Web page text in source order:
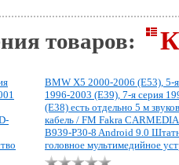
товаров:
BMW X5 2000-2006 (E53), 5-
1996-2003 (E39), 7-я серия
(E38) есть отдельно 5 м
кабель / FM Fakra
B939-P30-8 Android 9.0
головное мультимедийное